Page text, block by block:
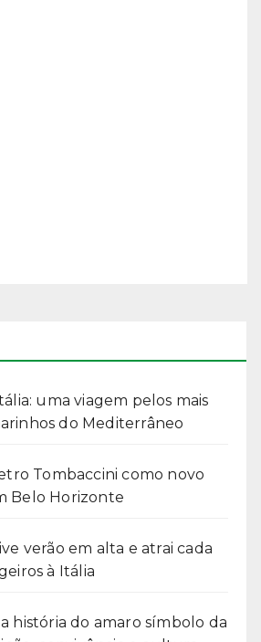
uma viagem pelos mais
do Mediterrâneo
Tombaccini como novo
Belo Horizonte
verão em alta e atrai cada
à Itália
história do amaro símbolo da